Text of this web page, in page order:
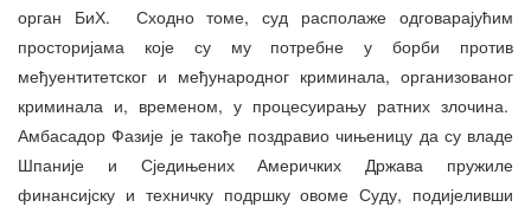
орган БиХ. Сходно томе, суд располаже одговарајућим
просторијама које су му потребне у борби против
међуентитетског и међународног криминала, организованог
криминала и, временом, у процесуирању ратних злочина.
Амбасадор Фазије је такође поздравио чињеницу да су владе
Шпаније и Сједињених Америчких Држава пружиле
финансијску и техничку подршку овоме Суду, подијеливши